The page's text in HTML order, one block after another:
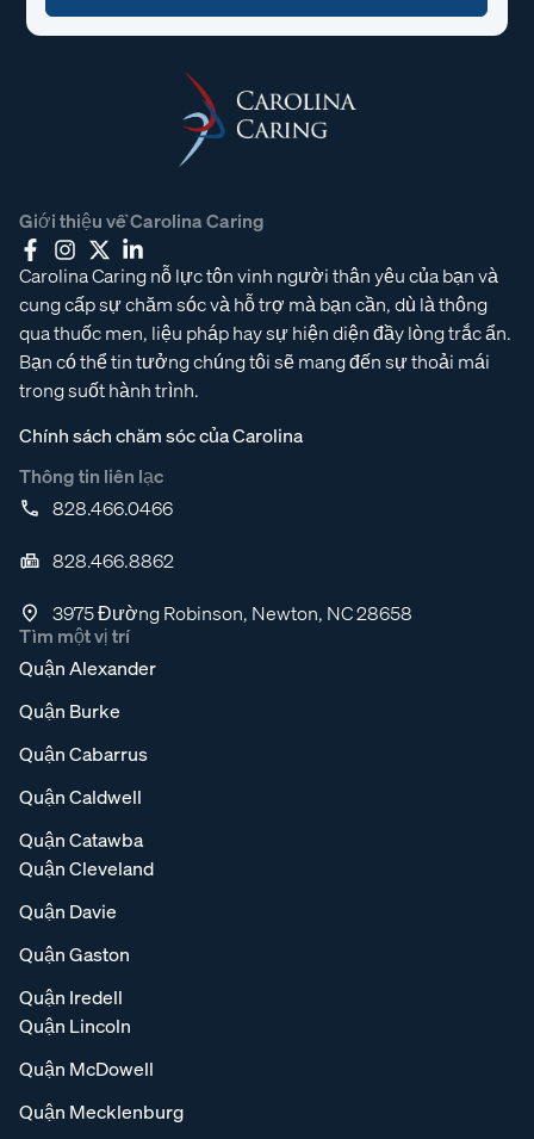
Giới thiệu về Carolina Caring
Carolina Caring nỗ lực tôn vinh người thân yêu của bạn và
cung cấp sự chăm sóc và hỗ trợ mà bạn cần, dù là thông
qua thuốc men, liệu pháp hay sự hiện diện đầy lòng trắc ẩn.
Bạn có thể tin tưởng chúng tôi sẽ mang đến sự thoải mái
trong suốt hành trình.
Chính sách chăm sóc của Carolina
Thông tin liên lạc
828.466.0466
828.466.8862
3975 Đường Robinson, Newton, NC 28658
Tìm một vị trí
Quận Alexander
Quận Burke
Quận Cabarrus
Quận Caldwell
Quận Catawba
Quận Cleveland
Quận Davie
Quận Gaston
Quận Iredell
Quận Lincoln
Quận McDowell
Quận Mecklenburg